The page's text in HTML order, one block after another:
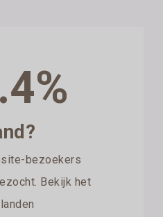
bezoekers
Bekijk het